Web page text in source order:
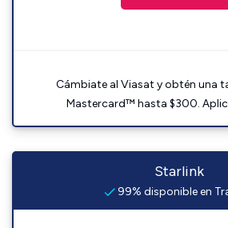
Cámbiate al Viasat y obtén una
Mastercard™ hasta $300.
Starlink
99% disponible en